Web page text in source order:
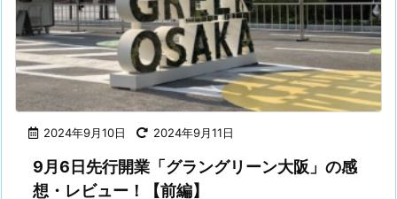
2024年9月10日 2024年9月11日
9月6日先行開業「グラングリーン大阪」の感
想・レビュー！【前編】